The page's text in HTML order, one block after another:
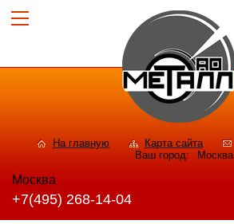
На главную Карта сайта
Ваш город:
Москва
Москва
+7(495) 268-14-04